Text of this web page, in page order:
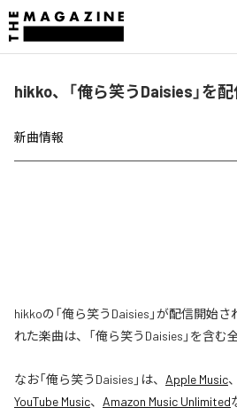
hikko、「俺ら笑うDaisies」を
新曲情報
hikkoの「俺ら笑うDaisies」が配信開始
れた楽曲は、「俺ら笑うDaisies」を含む
なお「俺ら笑うDaisies 」は、 Apple Music、
YouTube Music、 Amazon Music Unlimited